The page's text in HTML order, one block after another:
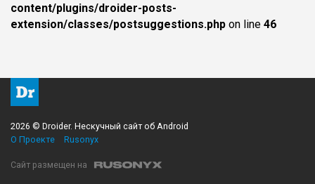
content/plugins/droider-posts-
extension/classes/postsuggestions.php on line 46
2026 © Droider. Нескучный сайт об Android
О Проекте
Rusonyx
Сайт размещен на